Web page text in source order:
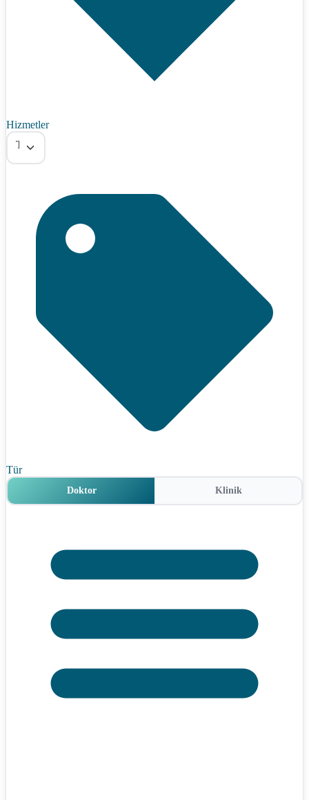
Hizmetler
Tümü
Tür
Doktor Klinik